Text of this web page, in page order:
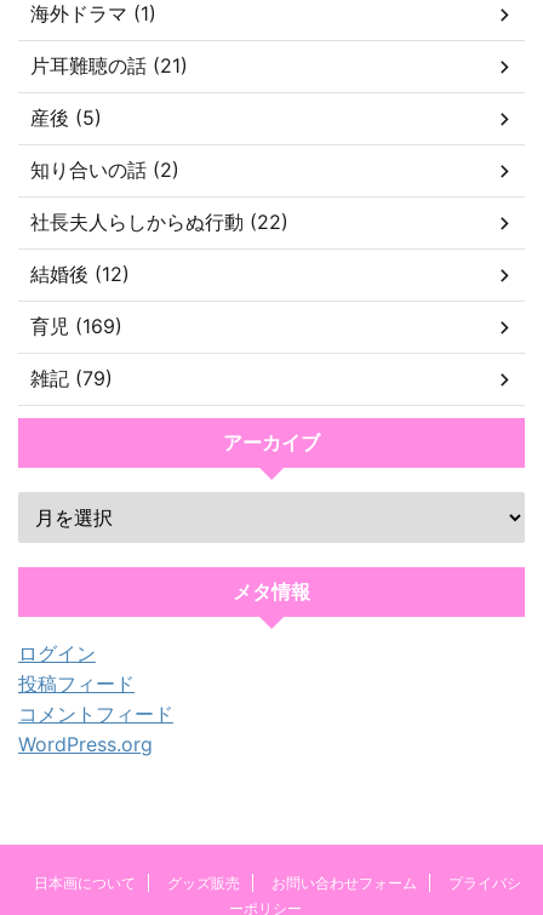
海外ドラマ (1)
片耳難聴の話 (21)
産後 (5)
知り合いの話 (2)
社長夫人らしからぬ行動 (22)
結婚後 (12)
育児 (169)
雑記 (79)
アーカイブ
メタ情報
ログイン
投稿フィード
コメントフィード
WordPress.org
日本画について グッズ販売 お問い合わせフォーム
プライバシ
ーポリシー